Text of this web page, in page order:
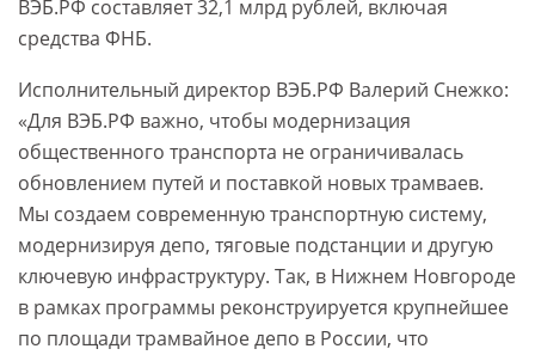
ВЭБ.РФ составляет 32,1 млрд рублей, включая
средства ФНБ.
Исполнительный директор ВЭБ.РФ Валерий Снежко:
«Для ВЭБ.РФ важно, чтобы модернизация
общественного транспорта не ограничивалась
обновлением путей и поставкой новых трамваев.
Мы создаем современную транспортную систему,
модернизируя депо, тяговые подстанции и другую
ключевую инфраструктуру. Так, в Нижнем Новгороде
в рамках программы реконструируется крупнейшее
по площади трамвайное депо в России, что